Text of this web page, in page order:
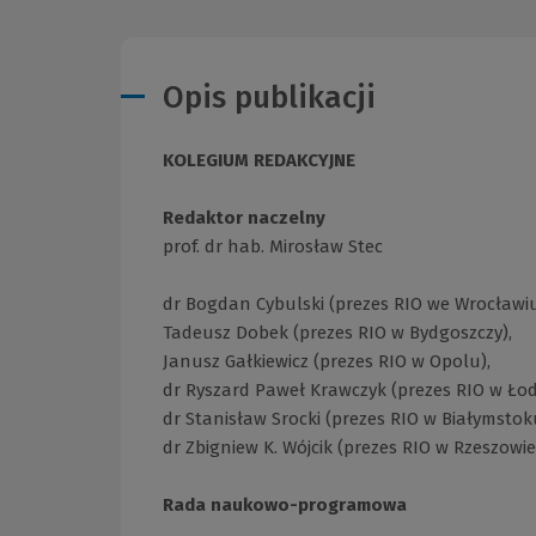
Opis publikacji
KOLEGIUM REDAKCYJNE
Redaktor naczelny
prof. dr hab. Mirosław Stec
dr Bogdan Cybulski (prezes RIO we
Tadeusz Dobek (prezes RIO w Bydgoszczy),
Janusz Gałkiewicz (prezes RIO w Opolu),
dr Ryszard Paweł Krawczyk (prezes RIO w
dr Stanisław Srocki (prezes RIO w
dr Zbigniew K. Wójcik (prezes RIO w
Rada naukowo-programowa